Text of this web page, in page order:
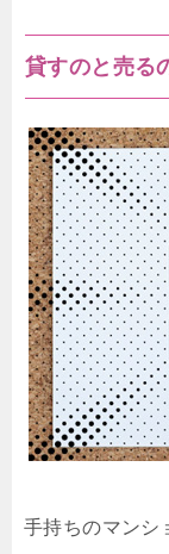
貸すのと売る
手持ちのマンシ